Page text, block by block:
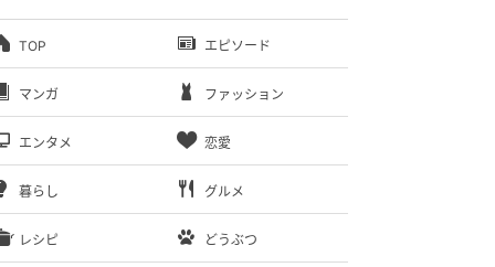
TOP エピソード
マンガ ファッション
エンタメ 恋愛
暮らし グルメ
レシピ どうぶつ